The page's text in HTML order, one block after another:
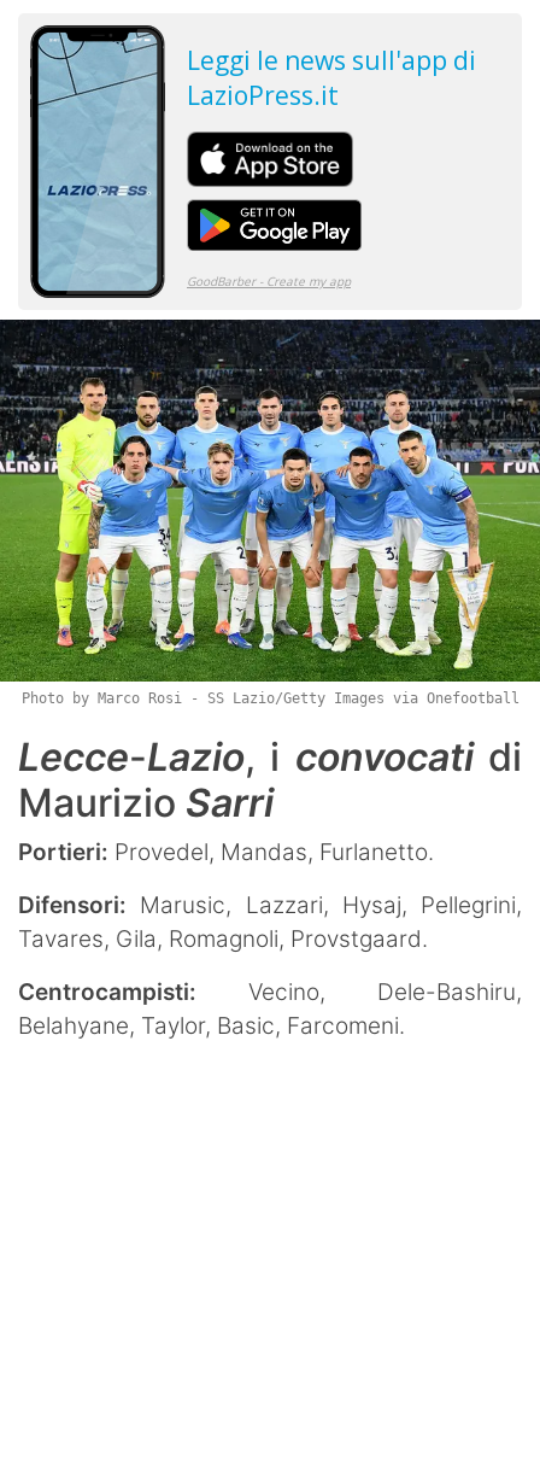
Photo by Marco Rosi - SS Lazio/Getty Images via Onefootball
Lecce-Lazio, i convocatidi
Maurizio Sarri
Portieri: Provedel, Mandas, Furlanetto.
Difensori: Marusic, Lazzari, Hysaj, Pellegrini,
Tavares, Gila, Romagnoli, Provstgaard.
Centrocampisti: Vecino, Dele-Bashiru,
Belahyane, Taylor, Basic, Farcomeni.